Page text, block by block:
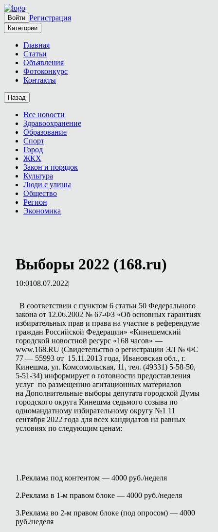
Войти Регистрация
Категории
Главная
Статьи
Объявления
Фотоконкурс
Контакты
Назад
Все новости
Здравоохранение
Образование
Спорт
Город
ЖКХ
Закон и порядок
Культура
Люди с улицы
Общество
Регион
Экономика
Выборы 2022 (168.ru)
10:0108.07.2022|
В соответствии с пунктом 6 статьи 50 Федерального
закона от 12.06.2002 № 67-ФЗ «Об основных гарантиях
избирательных прав и права на участие в референдуме
граждан Российской Федерации» «Кинешемский
городской новостной ресурс «168 часов» —
www.168.RU (Свидетельство о регистрации ЭЛ № ФС
77 — 55993 от 15.11.2013 года, Ивановская обл., г.
Кинешма, ул. Комсомольская, 11, тел. (49331) 5-58-50,
5-51-34) информирует о готовности предоставления
услуг по размещению агитационных материалов
на Дополнительные выборы депутата городской Думы
городского округа Кинешма седьмого созыва по
одномандатному избирательному округу №1 11
сентября 2022 года для всех кандидатов на равных
условиях по следующим ценам:
1.Реклама под контентом — 4000 руб./неделя
2.Реклама в 1-м правом блоке — 4000 руб./неделя
3.Реклама во 2-м правом блоке (под опросом) — 4000
руб./неделя